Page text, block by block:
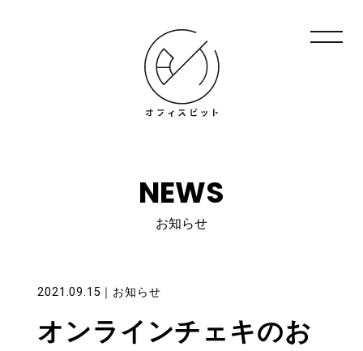
NEWS
お知らせ
2021.09.15 ｜ お知らせ
オンラインチェキのお